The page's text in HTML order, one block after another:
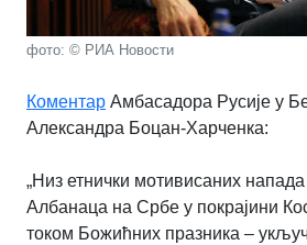
фото: © РИА Новости
Коментар Амбасадора Русије у
Александра Боцан-Харченка:
„Низ етнички мотивисаних
Албанаца на Србе у покрајини
током Божићних празника –